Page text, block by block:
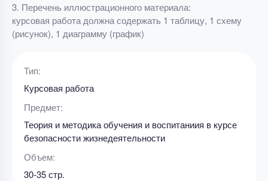
3. Перечень иллюстрационного материала:
курсовая работа должна содержать 1 таблицу, 1 схему
(рисунок), 1 диаграмму (график)
Тип:
Курсовая работа
Предмет:
Теория и методика обучения и воспитаниия в курсе
безопасности жизнедеятельности
Объем:
30-35 стр.